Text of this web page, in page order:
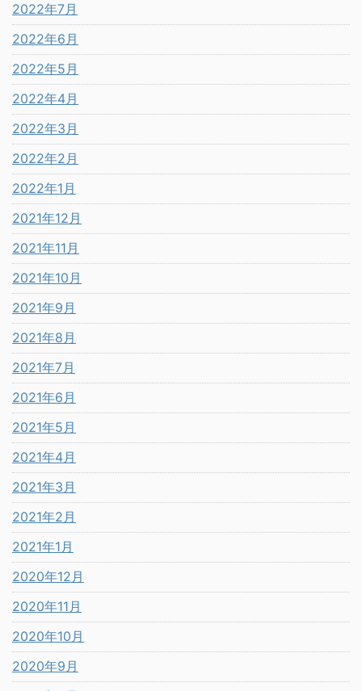
2022年7月
2022年6月
2022年5月
2022年4月
2022年3月
2022年2月
2022年1月
2021年12月
2021年11月
2021年10月
2021年9月
2021年8月
2021年7月
2021年6月
2021年5月
2021年4月
2021年3月
2021年2月
2021年1月
2020年12月
2020年11月
2020年10月
2020年9月